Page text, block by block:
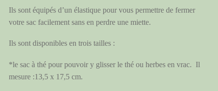
Ils sont équipés d’un élastique pour vous permettre de fermer
votre sac facilement sans en perdre une miette.
Ils sont disponibles en trois tailles :
*le sac à thé pour pouvoir y glisser le thé ou herbes en vrac. Il
mesure :13,5 x 17,5 cm.